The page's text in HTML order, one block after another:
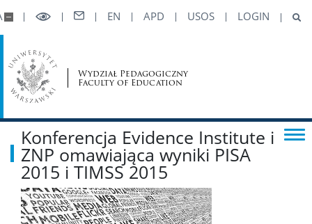
EN APD USOS LOGIN
Wydział Pedagogiczny
Faculty of Education
REKRUTACJA
Kalendarz akademicki
Studia stacjonarne
Studia niestacjonarne
Konferencja Evidence Institute i
ZNP omawiająca wyniki PISA
2015 i TIMSS 2015